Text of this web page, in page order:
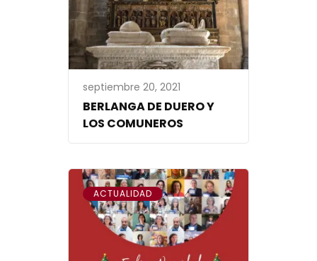
septiembre 20, 2021
BERLANGA DE DUERO Y
LOS COMUNEROS
ACTUALIDAD